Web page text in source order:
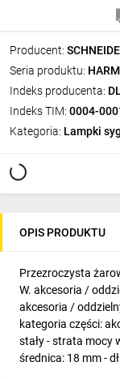
Producent:
Seria produktu:
Indeks producenta:
Indeks TIM: 0004-
Kategoria: Lampki
OPIS PRODUKTU
Przezroczysta
W. akcesoria /
akcesoria /
kategoria części:
stały - strata mocy
średnica: 18 mm -